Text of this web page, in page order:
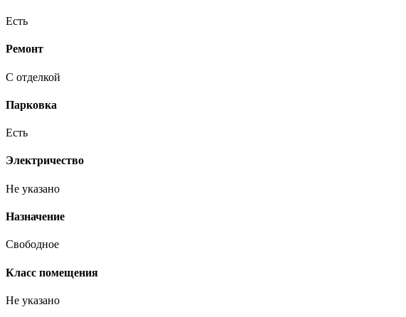
Есть
Ремонт
С отделкой
Парковка
Есть
Электричество
Не указано
Назначение
Свободное
Класс помещения
Не указано